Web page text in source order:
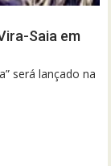
Saia em
será lançado na